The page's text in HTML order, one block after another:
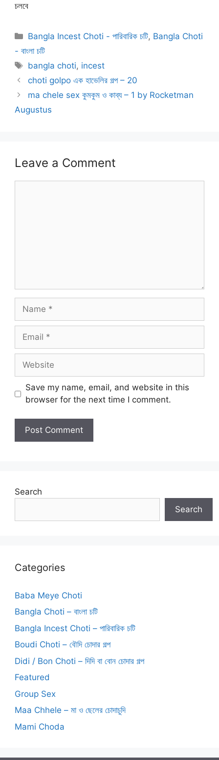
চলবে
Categories
Bangla Incest Choti - পারিবারিক চটি, Bangla Choti
- বাংলা চটি
Tags
bangla choti, incest
choti golpo এক হাভেলির গল্প – 20
ma chele sex কুমকুম ও কাব্য – 1 by Rocketman
Augustus
Leave a Comment
Name
Email
Website
Save my name, email, and website in this
browser for the next time I comment.
Search
Search
Categories
Baba Meye Choti
Bangla Choti – বাংলা চটি
Bangla Incest Choti – পারিবারিক চটি
Boudi Choti – বৌদি চোদার গল্প
Didi / Bon Choti – দিদি বা বোন চোদার গল্প
Featured
Group Sex
Maa Chhele – মা ও ছেলের চোদাচুদি
Mami Choda